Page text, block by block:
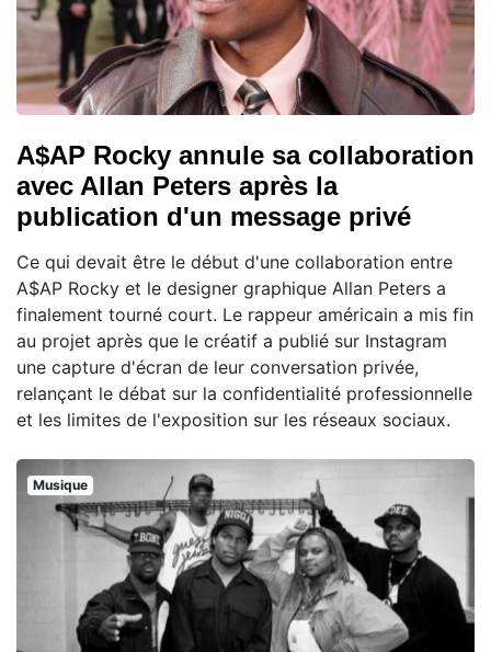
A$AP Rocky annule sa collaboration
avec Allan Peters après la
publication d'un message privé
Ce qui devait être le début d'une collaboration entre
A$AP Rocky et le designer graphique Allan Peters a
finalement tourné court. Le rappeur américain a mis fin
au projet après que le créatif a publié sur Instagram
une capture d'écran de leur conversation privée,
relançant le débat sur la confidentialité professionnelle
et les limites de l'exposition sur les réseaux sociaux.
Musique